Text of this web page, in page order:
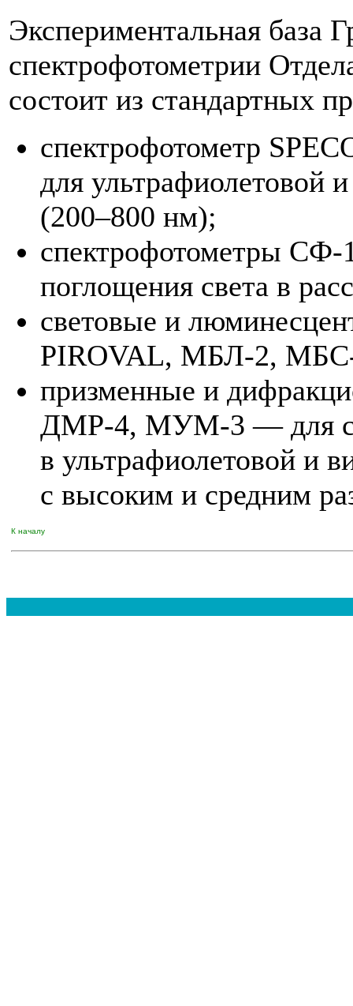
Экспериментальная база
спектрофотометрии
состоит из стандартных
спектрофотометр
для ультрафиолетовой
(200–800 нм);
спектрофотометры
поглощения света в
световые и
PIROVAL, МБЛ-2,
призменные и
ДМР-4, МУМ-3 — для
в ультрафиолетовой и
с высоким и средним
К началу